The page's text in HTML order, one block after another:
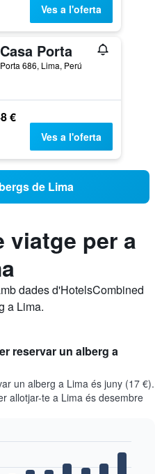
Ves a l'oferta
Casa Porta
Porta 686, Lima, Perú
€
Ves a l'oferta
de Lima
viatge per a
dades d'HotelsCombined
a Lima.
reservar un alberg a
un alberg a Lima és juny (17 €).
allotjar-te a Lima és desembre